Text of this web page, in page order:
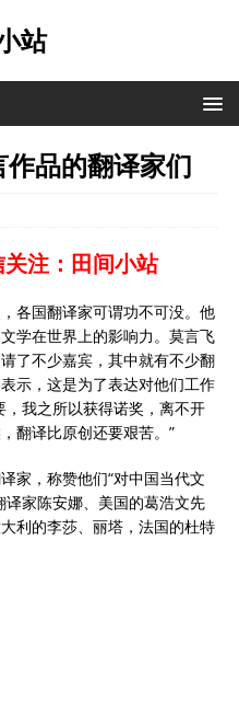
站
品的翻译家们
注：田间小站
各国翻译家可谓功不可没。他
学在世界上的影响力。莫言飞
了不少嘉宾，其中就有不少翻
示，这是为了表达对他们工作
，我之所以获得诺奖，离不开
翻译比原创还要艰苦。”
家，称赞他们“对中国当代文
家陈安娜、美国的葛浩文先
利的李莎、丽塔，法国的杜特